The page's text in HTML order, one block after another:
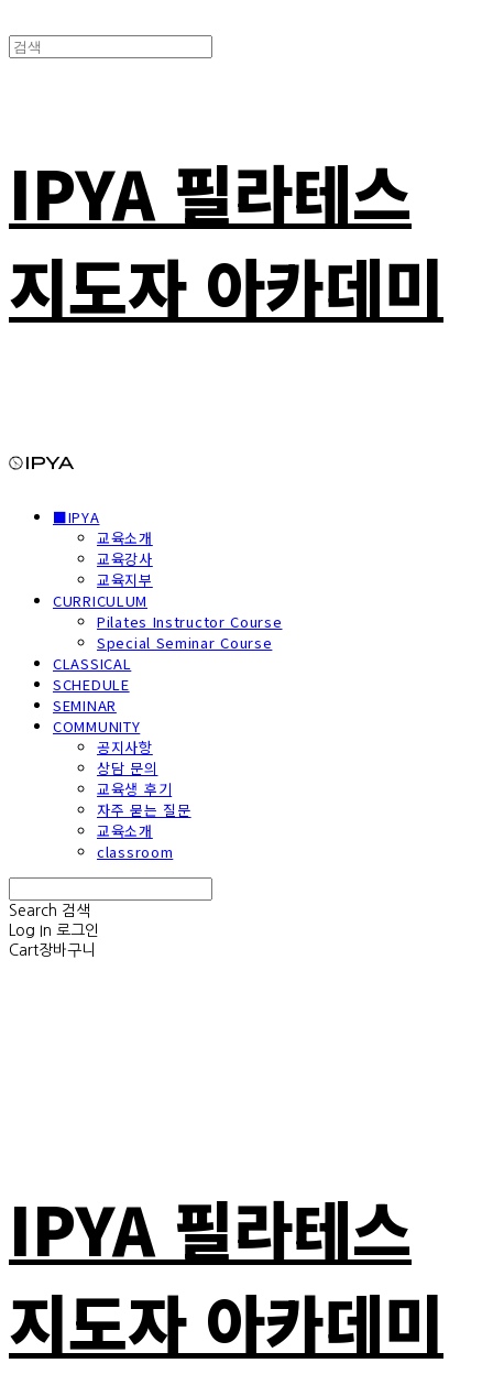
IPYA 필라테스
지도자 아카데미
■IPYA
교육소개
교육강사
교육지부
CURRICULUM
Pilates Instructor Course
Special Seminar Course
CLASSICAL
SCHEDULE
SEMINAR
COMMUNITY
공지사항
상담 문의
교육생 후기
자주 묻는 질문
교육소개
classroom
Search 검색
Log In 로그인
Cart장바구니
IPYA 필라테스
지도자 아카데미